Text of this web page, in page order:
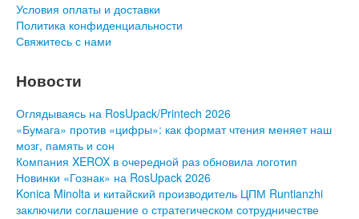
Условия оплаты и доставки
Политика конфиденциальности
Свяжитесь с нами
Новости
Оглядываясь на RosUpack/Printech 2026
«Бумага» против «цифры»: как формат чтения меняет наш
мозг, память и сон
Компания XEROX в очередной раз обновила логотип
Новинки «Гознак» на RosUpack 2026
Konica Minolta и китайский производитель ЦПМ Runtianzhi
заключили соглашение о стратегическом сотрудничестве